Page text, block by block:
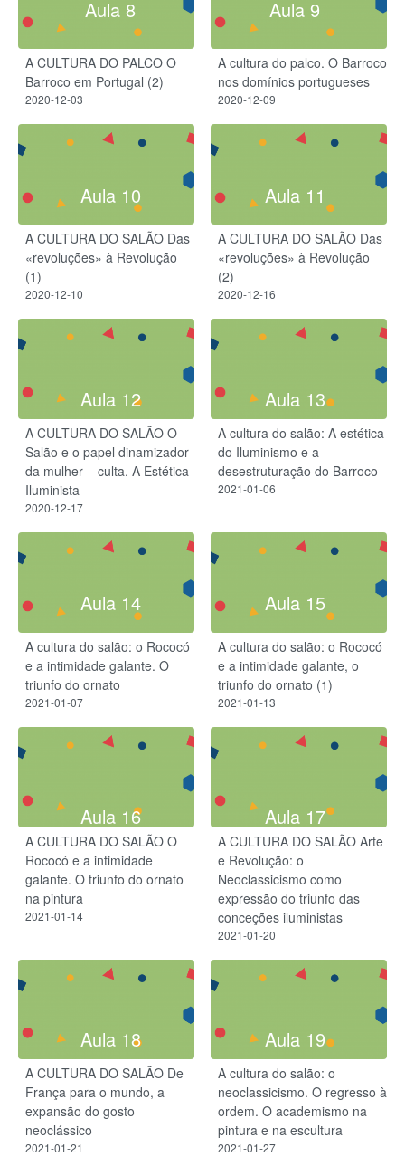
Aula 8
A CULTURA DO PALCO O
Barroco em Portugal (2)
2020-12-03
Aula 9
A cultura do palco. O Barroco
nos domínios portugueses
2020-12-09
Aula 10
A CULTURA DO SALÃO Das
«revoluções» à Revolução
(1)
2020-12-10
Aula 11
A CULTURA DO SALÃO Das
«revoluções» à Revolução
(2)
2020-12-16
Aula 12
A CULTURA DO SALÃO O
Salão e o papel dinamizador
da mulher – culta. A Estética
Iluminista
2020-12-17
Aula 13
A cultura do salão: A estética
do Iluminismo e a
desestruturação do Barroco
2021-01-06
Aula 14
A cultura do salão: o Rococó
e a intimidade galante. O
triunfo do ornato
2021-01-07
Aula 15
A cultura do salão: o Rococó
e a intimidade galante, o
triunfo do ornato (1)
2021-01-13
Aula 16
A CULTURA DO SALÃO O
Rococó e a intimidade
galante. O triunfo do ornato
na pintura
2021-01-14
Aula 17
A CULTURA DO SALÃO Arte
e Revolução: o
Neoclassicismo como
expressão do triunfo das
conceções iluministas
2021-01-20
Aula 18
A CULTURA DO SALÃO De
França para o mundo, a
expansão do gosto
neoclássico
2021-01-21
Aula 19
A cultura do salão: o
neoclassicismo. O regresso à
ordem. O academismo na
pintura e na escultura
2021-01-27